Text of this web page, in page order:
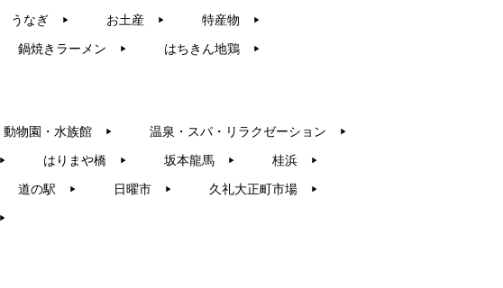
うなぎ ▶︎ お土産 ▶︎ 特産物 ▶︎
鍋焼きラーメン ▶︎ はちきん地鶏 ▶︎
動物園・水族館 ▶︎ 温泉・スパ・リラクゼーション ▶︎
▶︎ はりまや橋 ▶︎ 坂本龍馬 ▶︎ 桂浜 ▶︎
道の駅 ▶︎ 日曜市 ▶︎ 久礼大正町市場 ▶︎
▶︎